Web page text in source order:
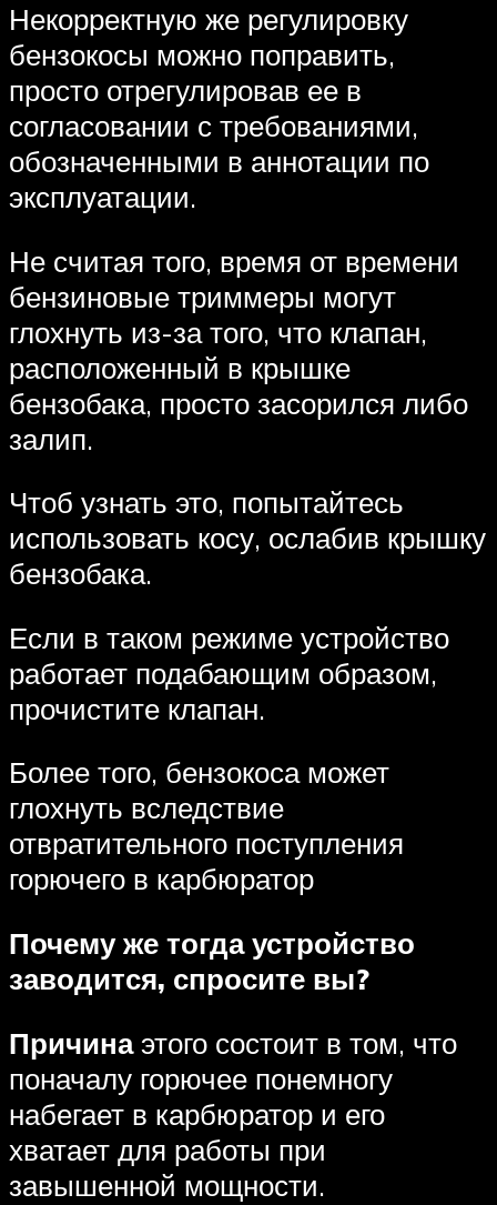
Некорректную же регулировку
бензокосы можно поправить,
просто отрегулировав ее в
согласовании с требованиями,
обозначенными в аннотации по
эксплуатации.
Не считая того, время от времени
бензиновые триммеры могут
глохнуть из-за того, что клапан,
расположенный в крышке
бензобака, просто засорился либо
залип.
Чтоб узнать это, попытайтесь
использовать косу, ослабив крышку
бензобака.
Если в таком режиме устройство
работает подабающим образом,
прочистите клапан.
Более того, бензокоса может
глохнуть вследствие
отвратительного поступления
горючего в карбюратор
Почему же тогда устройство
заводится, спросите вы?
Причинаэтого состоит в том, что
поначалу горючее понемногу
набегает в карбюратор и его
хватает для работы при
завышенной мощности.